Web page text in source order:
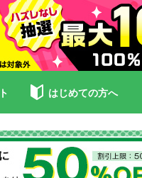
はじめての方へ